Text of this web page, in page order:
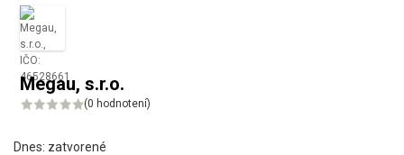
Megau, s.r.o.
(0 hodnotení)
Dnes: zatvorené